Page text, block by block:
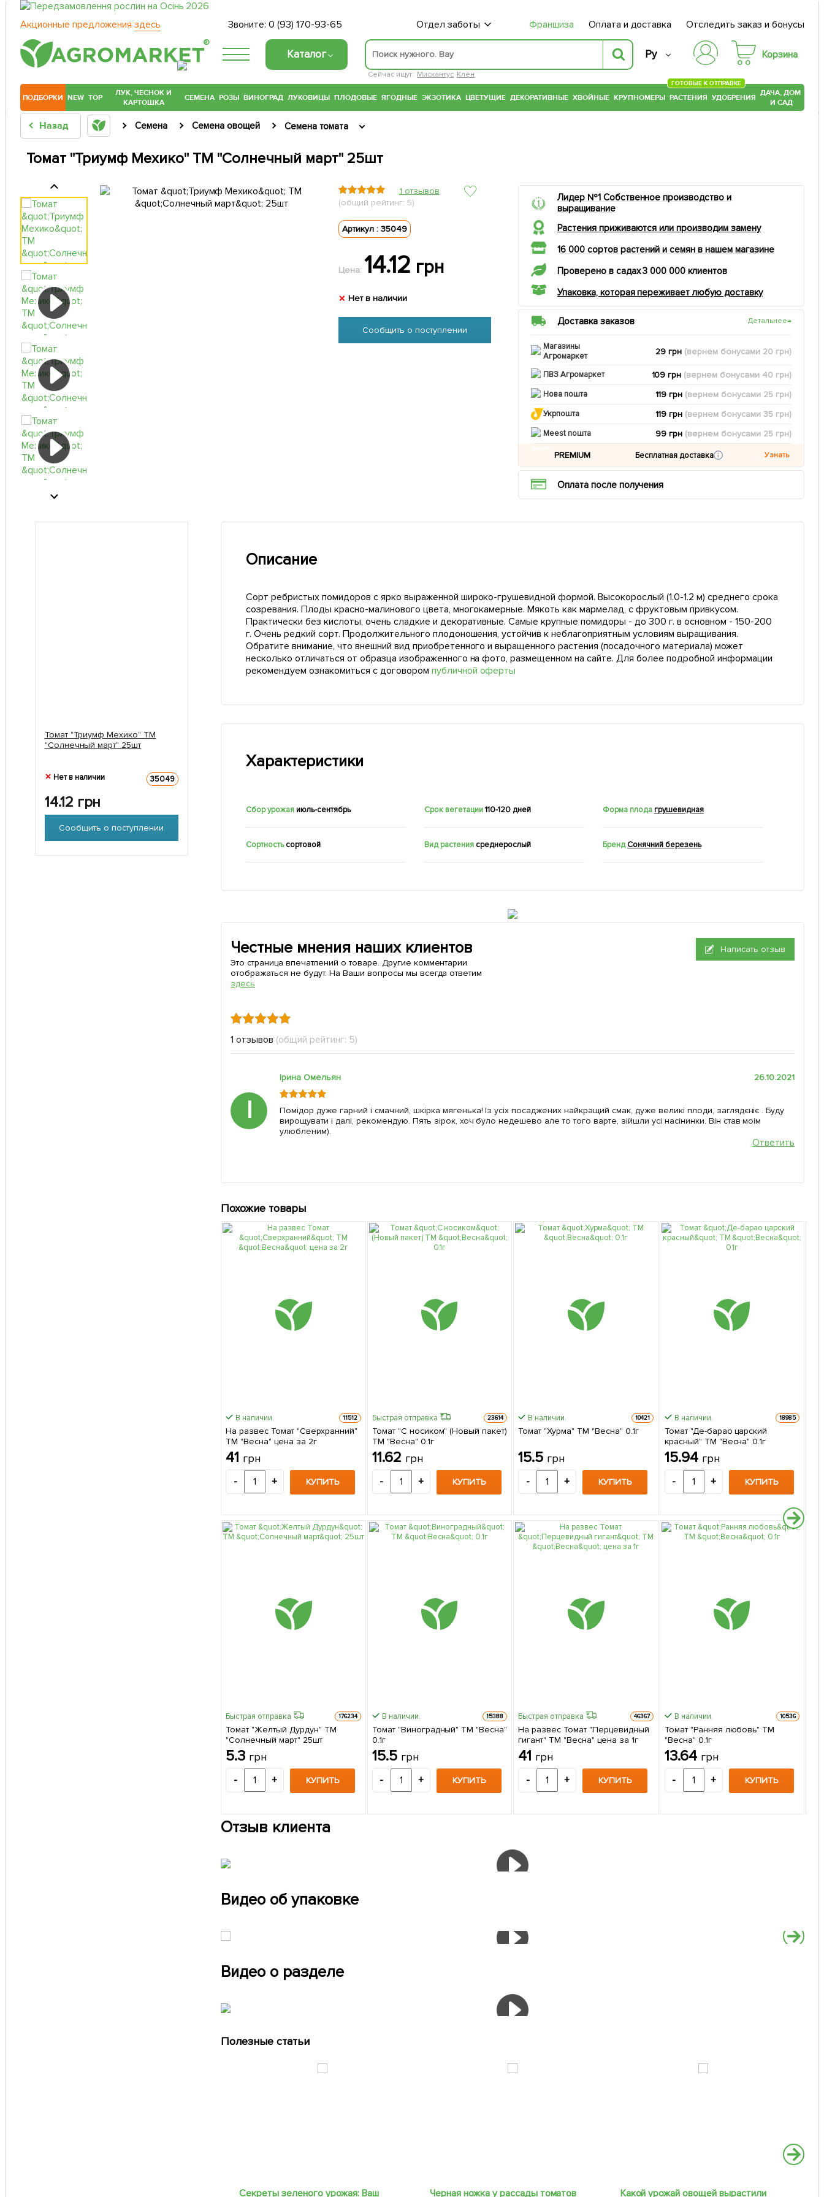
Акционные предложения здесь Звоните:0 (93) 170-93-65 Отдел заботы Франшиза Оплата и доставка Отследить заказ и бонусы
®
Каталог
Сейчас ищут: Мискантус Клён
Ру Корзина
ПОДБОРКИ NEW TOP
ЛУК, ЧЕСНОК И
КАРТОШКА
СЕМЕНА РОЗЫ ВИНОГРАД ЛУКОВИЦЫ ПЛОДОВЫЕ ЯГОДНЫЕ ЭКЗОТИКА ЦВЕТУЩИЕ ДЕКОРАТИВНЫЕ ХВОЙНЫЕ КРУПНОМЕРЫ РАСТЕНИЯ
ГОТОВЫЕ К ОТПРАВКЕ
УДОБРЕНИЯ ДАЧА, ДОМ
И САД
Назад Семена Семена овощей Семена томата
Томат "Триумф Мехико" ТМ "Солнечный март" 25шт
1 отзывов
(общий рейтинг: 5)
Артикул : 35049
Цена: 14.12 грн
Нет в наличии
Сообщить о поступлении
Лидер №1 Собственное производство и
выращивание
Растения приживаются или производим замену
16 000 сортов растений и семян в нашем магазине
Проверено в садах 3 000 000 клиентов
Упаковка, которая переживает любую доставку
Доставка заказов Детальнее→
Магазины
Агромаркет
29 грн (вернем бонусами 20 грн)
ПВЗ Агромаркет 109 грн (вернем бонусами 40 грн)
Нова пошта 119 грн (вернем бонусами 25 грн)
Укрпошта 119 грн (вернем бонусами35 грн)
Meest пошта 99 грн (вернем бонусами 25 грн)
PREMIUM Бесплатная доставка Узнать
Оплата после получения
Томат "Триумф Мехико" ТМ
"Солнечный март" 25шт
Нет в наличии 35049
14.12 грн
Сообщить о поступлении
Описание
Сорт ребристых помидоров с ярко выраженной широко-грушевидной формой. Высокорослый (1.0-1.2 м) среднего срока
созревания. Плоды красно-малинового цвета, многокамерные. Мякоть как мармелад, с фруктовым привкусом.
Практически без кислоты, очень сладкие и декоративные. Самые крупные помидоры - до 300 г. в основном - 150-200
г. Очень редкий сорт. Продолжительного плодоношения, устойчив к неблагоприятным условиям выращивания.
Обратите внимание, что внешний вид приобретенного и выращенного растения (посадочного материала) может
несколько отличаться от образца изображенного на фото, размещенном на сайте. Для более подробной информации
рекомендуем ознакомиться с договором публичной оферты
Характеристики
Сбор урожаяиюль-сентябрь Срок вегетации110-120 дней Форма плодагрушевидная
Сортность сортовой Вид растения среднерослый Бренд Сонячний березень
Честные мнения наших клиентов
Написать отзыв
Это страница впечатлений о товаре. Другие комментарии
отображаться не будут. На Ваши вопросы мы всегда ответим
здесь
1 отзывов (общий рейтинг: 5)
І
Ірина Омельян 26.10.2021
Помідор дуже гарний і смачний, шкірка мягенька! Із усіх посаджених найкращий смак, дуже великі плоди, заглядєніє . Буду
вирощувати і далі, рекомендую. Пять зірок, хоч було недешево але то того варте, зійшли усі насінинки. Він став моім
улюбленим).
Ответить
Похожие товары
В наличии. 11512
На развес Томат "Сверхранний"
ТМ "Весна" цена за 2г
41 грн
- + КУПИТЬ
Быстрая отправка 23614
Томат "С носиком" (Новый пакет)
ТМ "Весна" 0.1г
11.62 грн
- + КУПИТЬ
В наличии. 10421
Томат "Хурма" ТМ "Весна" 0.1г
15.5 грн
- + КУПИТЬ
В наличии. 18985
Томат "Де-барао царский
красный" ТМ "Весна" 0.1г
15.94 грн
- + КУПИТЬ
Быстрая отправка 176234
Томат "Желтый Дурдун" ТМ
"Солнечный март" 25шт
5.3 грн
- + КУПИТЬ
В наличии. 15388
Томат "Виноградный" ТМ "Весна"
0.1г
15.5 грн
- + КУПИТЬ
Быстрая отправка 46367
На развес Томат "Перцевидный
гигант" ТМ "Весна" цена за 1г
41 грн
- + КУПИТЬ
В наличии. 10536
Томат "Ранняя любовь" ТМ
"Весна" 0.1г
13.64 грн
- + КУПИТЬ
Отзыв клиента
Видео об упаковке
Видео о разделе
Полезные статьи
Секреты зеленого урожая: Ваш Черная ножка у рассады томатов Какой урожай овощей вырастили